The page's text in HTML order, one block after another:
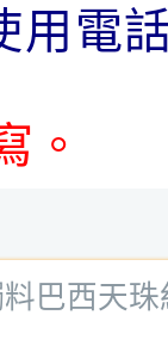
用電
。